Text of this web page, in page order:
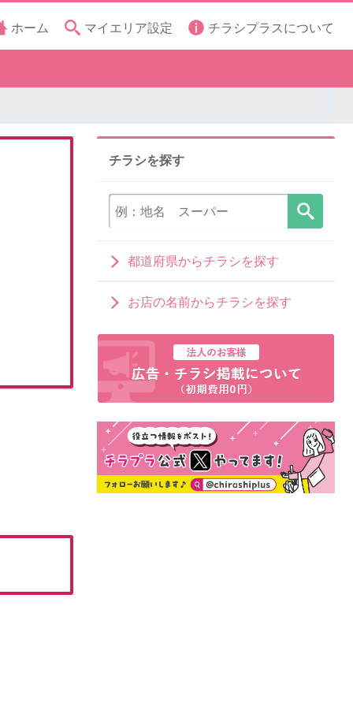
ホーム マイエリア設定 チラシプラスについて
チラシを探す
都道府県からチラシを探す
お店の名前からチラシを探す